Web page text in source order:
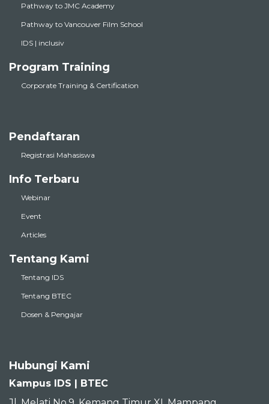
Pathway to JMC Academy
Pathway to Vancouver Film School
IDS | inclusiv
Program Training
Corporate Training & Certification
Pendaftaran
Registrasi Mahasiswa
Info Terbaru
Webinar
Event
Articles
Tentang Kami
Tentang IDS
Tentang BTEC
Dosen & Pengajar
Hubungi Kami
Kampus IDS | BTEC